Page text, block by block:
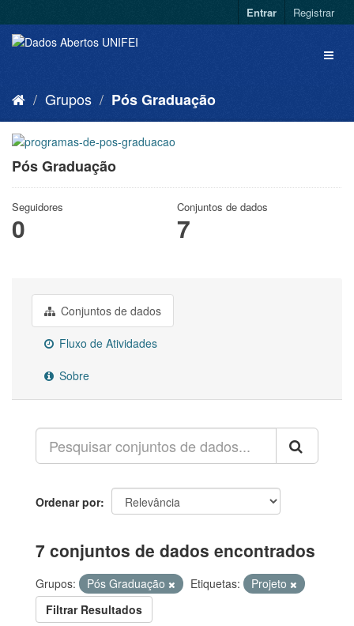
Entrar Registrar
Grupos Pós Graduação
Pós Graduação
Seguidores
0
Conjuntos de dados
7
Conjuntos de dados
Fluxo de Atividades
Sobre
Ordenar por
7 conjuntos de dados encontrados
Grupos: Pós Graduação Etiquetas:
Projeto
Filtrar Resultados